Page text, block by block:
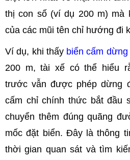
thị con số (ví dụ 200 m) mà
của các mũi tên chỉ hướng đi
Ví dụ, khi thấy biển cấm dừng
200 m, tài xế có thể hiểu
trước vẫn được phép dừng
cấm chỉ chính thức bắt đầu
chuyển thêm đúng quãng
mốc đặt biển. Đây là thông
thời gian quan sát và tìm